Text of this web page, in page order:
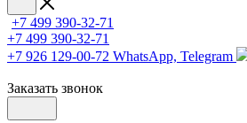
+7 499 390-32-71
+7 499 390-32-71
+7 926 129-00-72 WhatsApp, Telegram
Заказать звонок